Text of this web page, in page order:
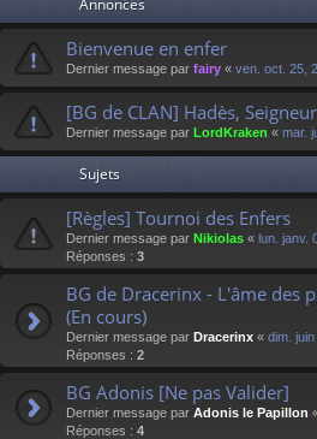
Bienvenue en enfer
Dernier message par fairy « ven. oct. 25,
[BG de CLAN] Hadès,
Dernier message par LordKraken « mar.
Sujets
[Règles] Tournoi des Enfers
Dernier message par Nikiolas « lun. janv.
Réponses : 3
BG de Dracerinx - L'âme des
(En cours)
Dernier message par Dracerinx « dim.
Réponses : 2
BG Adonis [Ne pas Valider]
Dernier message par Adonis le Papillon
Réponses : 4